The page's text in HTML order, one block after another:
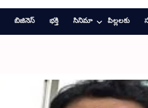
బిజినెస్ భక్తి సినిమా పిల్లలకు